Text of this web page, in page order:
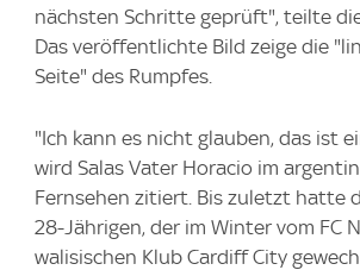
nächsten Schritte geprüft", teilte
Das veröffentlichte Bild zeige die
Seite" des Rumpfes.
"Ich kann es nicht glauben, das ist
wird Salas Vater Horacio im
Fernsehen zitiert. Bis zuletzt hatte
28-Jährigen, der im Winter vom FC
walisischen Klub Cardiff City